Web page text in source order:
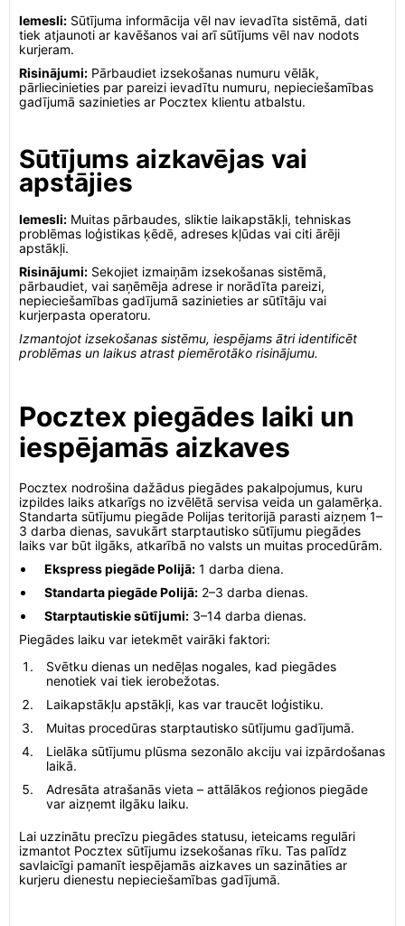
Iemesli: Sūtījuma informācija vēl nav ievadīta sistēmā, dati
tiek atjaunoti ar kavēšanos vai arī sūtījums vēl nav nodots
kurjeram.
Risinājumi: Pārbaudiet izsekošanas numuru vēlāk,
pārliecinieties par pareizi ievadītu numuru, nepieciešamības
gadījumā sazinieties ar Pocztex klientu atbalstu.
Sūtījums aizkavējas vai
apstājies
Iemesli: Muitas pārbaudes, sliktie laikapstākļi, tehniskas
problēmas loģistikas ķēdē, adreses kļūdas vai citi ārēji
apstākļi.
Risinājumi: Sekojiet izmaiņām izsekošanas sistēmā,
pārbaudiet, vai saņēmēja adrese ir norādīta pareizi,
nepieciešamības gadījumā sazinieties ar sūtītāju vai
kurjerpasta operatoru.
Izmantojot izsekošanas sistēmu, iespējams ātri identificēt
problēmas un laikus atrast piemērotāko risinājumu.
Pocztex piegādes laiki un
iespējamās aizkaves
Pocztex nodrošina dažādus piegādes pakalpojumus, kuru
izpildes laiks atkarīgs no izvēlētā servisa veida un galamērķa.
Standarta sūtījumu piegāde Polijas teritorijā parasti aizņem 1–
3 darba dienas, savukārt starptautisko sūtījumu piegādes
laiks var būt ilgāks, atkarībā no valsts un muitas procedūrām.
Ekspress piegāde Polijā: 1 darba diena.
Standarta piegāde Polijā: 2–3 darba dienas.
Starptautiskie sūtījumi: 3–14 darba dienas.
Piegādes laiku var ietekmēt vairāki faktori:
Svētku dienas un nedēļas nogales, kad piegādes
nenotiek vai tiek ierobežotas.
Laikapstākļu apstākļi, kas var traucēt loģistiku.
Muitas procedūras starptautisko sūtījumu gadījumā.
Lielāka sūtījumu plūsma sezonālo akciju vai izpārdošanas
laikā.
Adresāta atrašanās vieta – attālākos reģionos piegāde
var aizņemt ilgāku laiku.
Lai uzzinātu precīzu piegādes statusu, ieteicams regulāri
izmantot Pocztex sūtījumu izsekošanas rīku. Tas palīdz
savlaicīgi pamanīt iespējamās aizkaves un sazināties ar
kurjeru dienestu nepieciešamības gadījumā.